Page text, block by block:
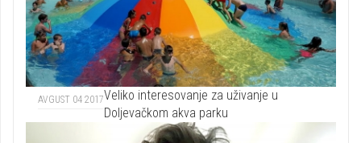
AVGUST 04 2017Veliko interesovanje za uživanje u
Doljevačkom akva parku